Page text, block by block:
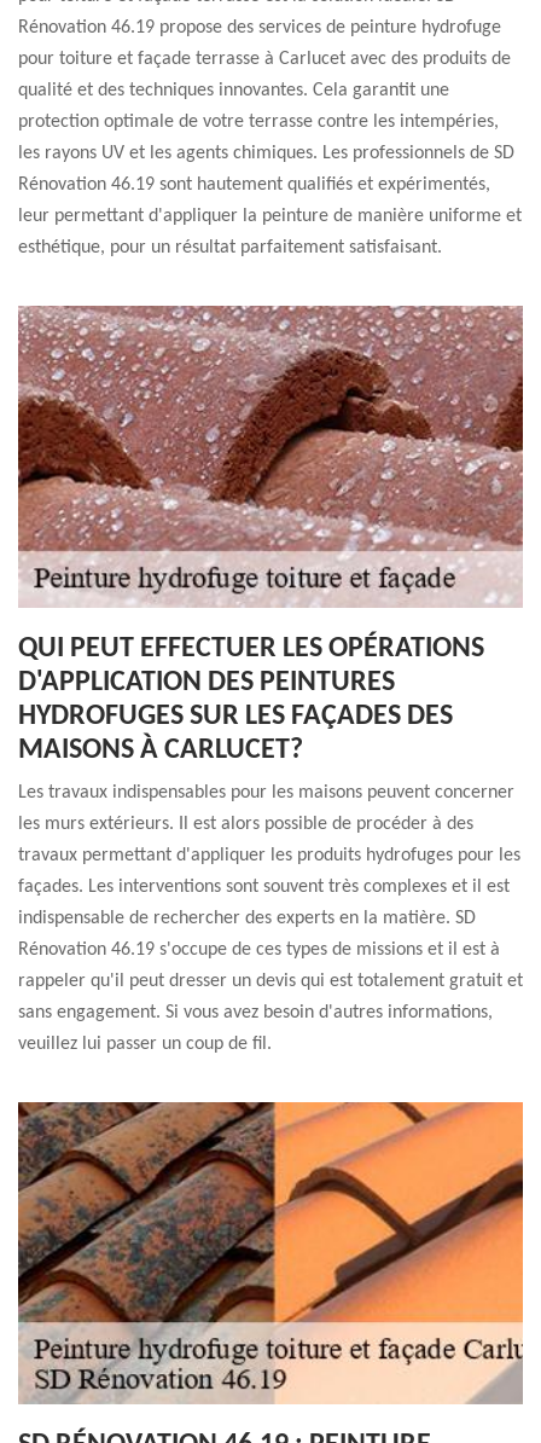
Rénovation 46.19 propose des services de peinture hydrofuge
pour toiture et façade terrasse à Carlucet avec des produits de
qualité et des techniques innovantes. Cela garantit une
protection optimale de votre terrasse contre les intempéries,
les rayons UV et les agents chimiques. Les professionnels de SD
Rénovation 46.19 sont hautement qualifiés et expérimentés,
leur permettant d'appliquer la peinture de manière uniforme et
esthétique, pour un résultat parfaitement satisfaisant.
QUI PEUT EFFECTUER LES OPÉRATIONS
D'APPLICATION DES PEINTURES
HYDROFUGES SUR LES FAÇADES DES
MAISONS À CARLUCET?
Les travaux indispensables pour les maisons peuvent concerner
les murs extérieurs. Il est alors possible de procéder à des
travaux permettant d'appliquer les produits hydrofuges pour les
façades. Les interventions sont souvent très complexes et il est
indispensable de rechercher des experts en la matière. SD
Rénovation 46.19 s'occupe de ces types de missions et il est à
rappeler qu'il peut dresser un devis qui est totalement gratuit et
sans engagement. Si vous avez besoin d'autres informations,
veuillez lui passer un coup de fil.